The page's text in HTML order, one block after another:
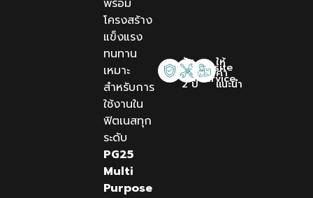
โครงสร้าง
แข็งแรง
ทนทาน
เหมาะ
สำหรับการ
ใช้งานใน
ฟิตเนสทุก
ระดับ
PG25
Multi
Purpose
รับ
ประกัน
2 ปี
Onsite
Service
ให้
คำ
แนะนำ